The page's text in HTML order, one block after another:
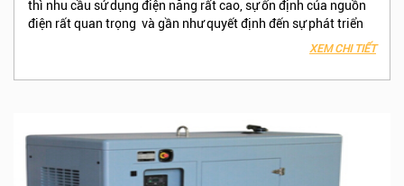
thì nhu cầu sử dụng điện năng rất cao, sự ổn định của nguồn
điện rất quan trọng và gần như quyết định đến sự phát triển
kinh tế của các công ty, nhà máy, khu công nghiệp. Với sự
quá tải và sự xuống cấp của hệ thống truyền tải điện năng
luân phiên, mất điện vì sự cố, mất điện để bảo trì... vào những
giờ cao điểm, mùa hè. Việc mất điện liên tục như vậy đã ảnh
hưởng rất lớn đến nhu cầu sản xuất của các nhà máy, công ty,
XEM CHI TIẾT